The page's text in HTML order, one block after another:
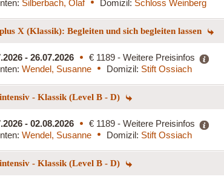
Silberbach, Olaf Domizil: Schloss Weinberg
X (Klassik): Begleiten und sich begleiten lassen
- 26.07.2026
€ 1189 - Weitere Preisinfos
Wendel, Susanne Domizil: Stift Ossiach
- Klassik (Level B - D)
- 02.08.2026
€ 1189 - Weitere Preisinfos
Wendel, Susanne Domizil: Stift Ossiach
- Klassik (Level B - D)